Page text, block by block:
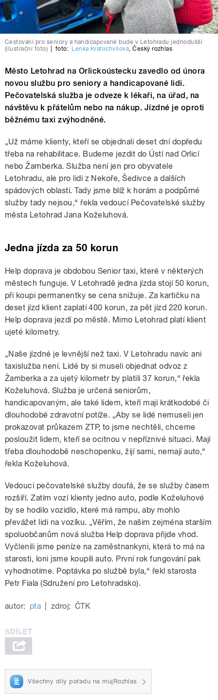
Cestování pro seniory a handicapované bude v Letohradu jednodušší
(ilustrační foto)
foto: Lenka Kratochvílová,Český rozhlas
Město Letohrad na Orlickoústecku zavedlo od února
novou službu pro seniory a handicapované lidi.
Pečovatelská služba je odveze k lékaři, na úřad, na
návštěvu k přátelům nebo na nákup. Jízdné je oproti
běžnému taxi zvýhodněné.
„Už máme klienty, kteří se objednali deset dní dopředu
třeba na rehabilitace. Budeme jezdit do Ústí nad Orlicí
nebo Žamberka. Služba není jen pro obyvatele
Letohradu, ale pro lidi z Nekoře, Šedivce a dalších
spádových oblastí. Tady jsme blíž k horám a podpůrné
služby tady nejsou,“ řekla vedoucí Pečovatelské služby
města Letohrad Jana Koželuhová.
Jedna jízda za 50 korun
Help doprava je obdobou Senior taxi, které v některých
městech funguje. V Letohradě jedna jízda stojí 50 korun,
při koupi permanentky se cena snižuje. Za kartičku na
deset jízd klient zaplatí 400 korun, za pět jízd 220 korun.
Help doprava jezdí po městě. Mimo Letohrad platí klient
ujeté kilometry.
„Naše jízdné je levnější než taxi. V Letohradu navíc ani
taxislužba není. Lidé by si museli objednat odvoz z
Žamberka a za ujetý kilometr by platili 37 korun,“ řekla
Koželuhová. Služba je určená seniorům,
handicapovaným, ale také lidem, kteří mají krátkodobé či
dlouhodobé zdravotní potíže. „Aby se lidé nemuseli jen
prokazovat průkazem ZTP, to jsme nechtěli, chceme
posloužit lidem, kteří se ocitnou v nepříznivé situaci. Mají
třeba dlouhodobě neschopenku, žijí sami, nemají auto,“
řekla Koželuhová.
Vedoucí pečovatelské služby doufá, že se služby časem
rozšíří. Zatím vozí klienty jedno auto, podle Koželuhové
by se hodilo vozidlo, které má rampu, aby mohlo
převážet lidi na vozíku. „Věřím, že našim zejména starším
spoluobčanům nová služba Help doprava přijde vhod.
Vyčlenili jsme peníze na zaměstnankyni, která to má na
starosti, loni jsme koupili auto. První rok fungování pak
vyhodnotíme. Poptávka po službě byla,“ řekl starosta
Petr Fiala (Sdružení pro Letohradsko).
autor: pta zdroj: ČTK
Všechny díly pořadu na mujRozhlas